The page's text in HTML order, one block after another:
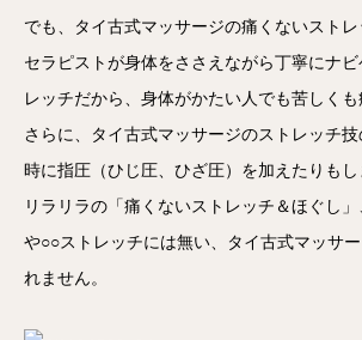
でも、タイ古式マッサージの痛くないストレ
セラピストが身体をささえながら丁寧にナ
レッチだから、身体がかたい人でも苦しくも
さらに、タイ古式マッサージのストレッチ
時に指圧（ひじ圧、ひざ圧）を加えたりもし
リラリラの「痛くないストレッチ＆ほぐし
や○○ストレッチには無い、タイ古式マッサ
れません。